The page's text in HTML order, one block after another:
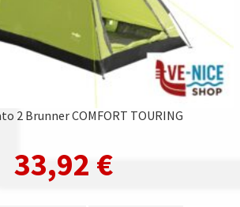
2 Brunner COMFORT TOURING
33,92 €